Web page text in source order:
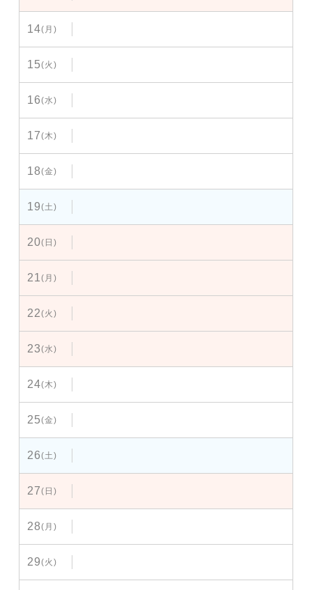
14(月)
15(火)
16(水)
17(木)
18(金)
19(土)
20(日)
21(月)
22(火)
23(水)
24(木)
25(金)
26(土)
27(日)
28(月)
29(火)